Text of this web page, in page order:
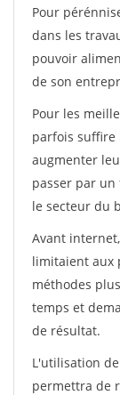
Pour
dans les
pouvoir
de son
Pour les
parfois suffire
augmenter
passer par
le secteur du
Avant
limitaient aux
méthodes
temps et
de résultat.
L'utilisation
permettra de